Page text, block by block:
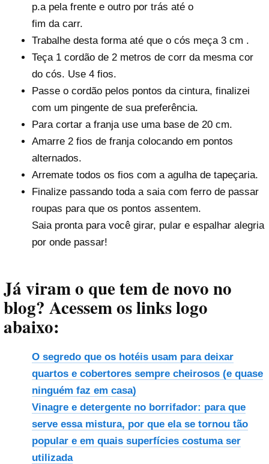
p.a pela frente e outro por trás até o
fim da carr.
Trabalhe desta forma até que o cós meça 3 cm .
Teça 1 cordão de 2 metros de corr da mesma cor
do cós. Use 4 fios.
Passe o cordão pelos pontos da cintura, finalizei
com um pingente de sua preferência.
Para cortar a franja use uma base de 20 cm.
Amarre 2 fios de franja colocando em pontos
alternados.
Arremate todos os fios com a agulha de tapeçaria.
Finalize passando toda a saia com ferro de passar
roupas para que os pontos assentem.
Saia pronta para você girar, pular e espalhar alegria
por onde passar!
Já viram o que tem de novo no
blog? Acessem os links logo
abaixo:
O segredo que os hotéis usam para deixar
quartos e cobertores sempre cheirosos (e quase
ninguém faz em casa)
Vinagre e detergente no borrifador: para que
serve essa mistura, por que ela se tornou tão
popular e em quais superfícies costuma ser
utilizada